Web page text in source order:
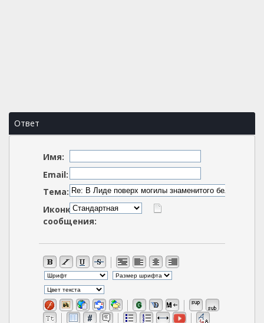
Ответ
Имя:
Email:
Тема:
Иконка
сообщения: